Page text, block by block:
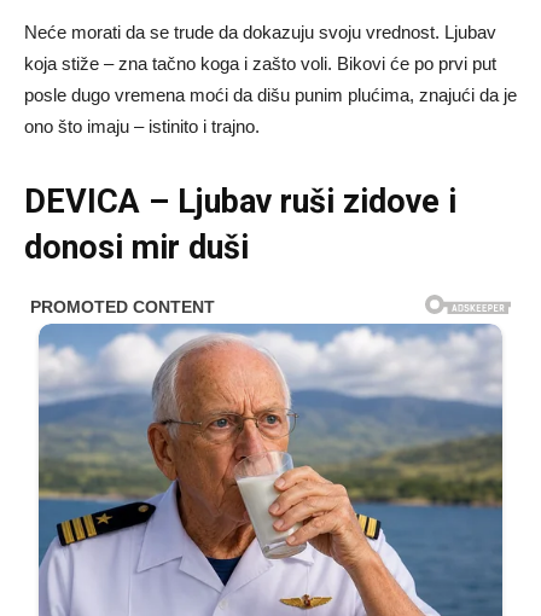
Neće morati da se trude da dokazuju svoju vrednost. Ljubav
koja stiže – zna tačno koga i zašto voli. Bikovi će po prvi put
posle dugo vremena moći da dišu punim plućima, znajući da je
ono što imaju – istinito i trajno.
DEVICA – Ljubav ruši zidove i
donosi mir duši